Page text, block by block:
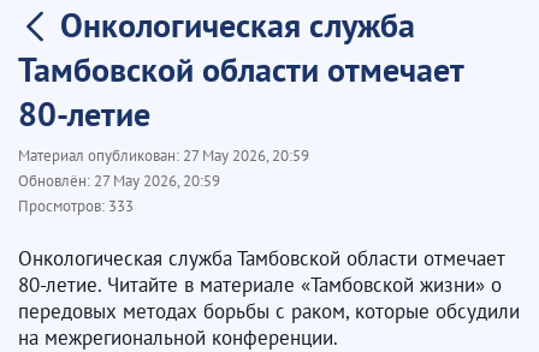
Онкологическая служба
Тамбовской области отмечает
80-летие
Материал опубликован: 27 May 2026, 20:59
Обновлён: 27 May 2026, 20:59
Просмотров: 333
Онкологическая служба Тамбовской области отмечает
80-летие. Читайте в материале «Тамбовской жизни» о
передовых методах борьбы с раком, которые обсудили
на межрегиональной конференции.